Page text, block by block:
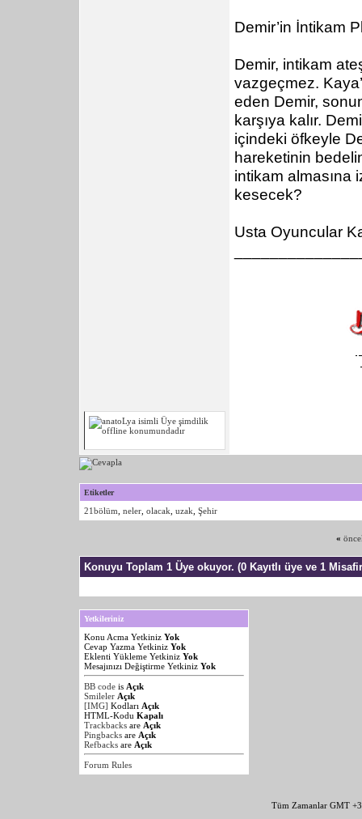
Demir’in İntikam
Demir, intikam
vazgeçmez.
eden Demir,
karşıya kalır.
içindeki öfkeyle
hareketinin
intikam almasına
kesecek?
Usta Oyuncular
Etiketler
21bölüm neler olacak uzak Şehir
«
Konuyu Toplam 1 Üye okuyor. (0 Kayıtlı üye ve 1
Yetkileriniz
Konu Acma Yetkiniz Yok
Cevap Yazma Yetkiniz Yok
Eklenti Yükleme Yetkiniz Yok
Mesajınızı Değiştirme Yetkiniz Yok
BB code is Açık
Smileler Açık
[IMG] Kodları Açık
HTML-Kodu Kapalı
Trackbacks are Açık
Pingbacks are Açık
Refbacks are Açık
Forum Rules
Tüm Zamanlar GMT